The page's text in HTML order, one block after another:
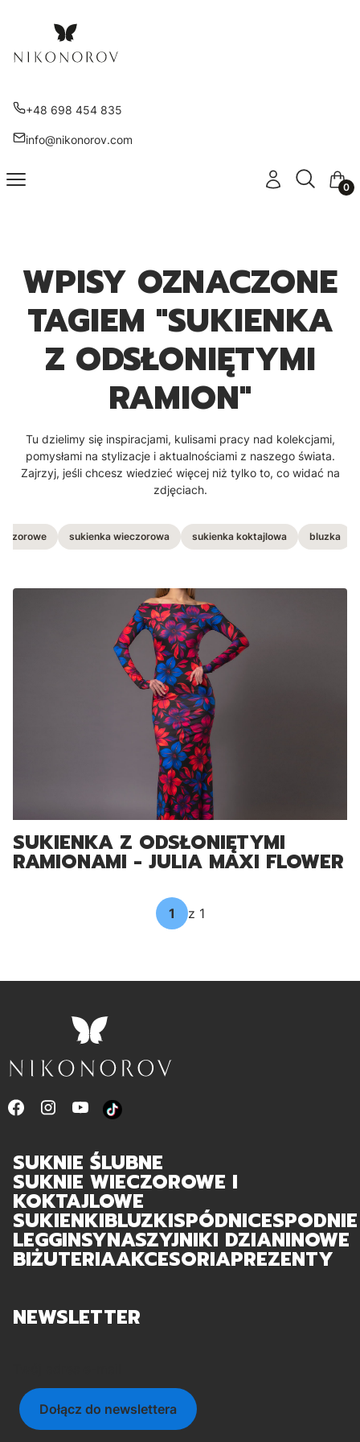
+48 698 454 835
info@nikonorov.com
Menu Zaloguj sięOtwórz
Szukaj
WPISY OZNACZONE
TAGIEM "SUKIENKA
Z ODSŁONIĘTYMI
RAMION"
Tu dzielimy się inspiracjami, kulisami pracy nad kolekcjami,
pomysłami na stylizacje i aktualnościami z naszego świata.
Zajrzyj, jeśli chcesz wiedzieć więcej niż tylko to, co widać na
zdjęciach.
sukienka wieczorowa sukienka koktajlowa bluzka
SUKIENKA Z ODSŁONIĘTYMI
RAMIONAMI - JULIA MAXI FLOWER
z 1
SUKNIE ŚLUBNE
SUKNIE WIECZOROWE I
KOKTAJLOWE
SUKIENKIBLUZKISPÓDNICESPODNIE
LEGGINSYNASZYJNIKI DZIANINOWE
BIŻUTERIAAKCESORIAPREZENTY
NEWSLETTER
Dołącz do newslettera